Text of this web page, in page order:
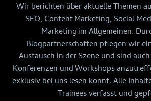
Wir berichten über aktuelle Themen
SEO, Content Marketing, Social
Marketing im Allgemeinen.
Blogpartnerschaften pflegen wir
Austausch in der Szene und sind
Konferenzen und Workshops
exklusiv bei uns lesen könnt. Alle
Trainees verfasst und